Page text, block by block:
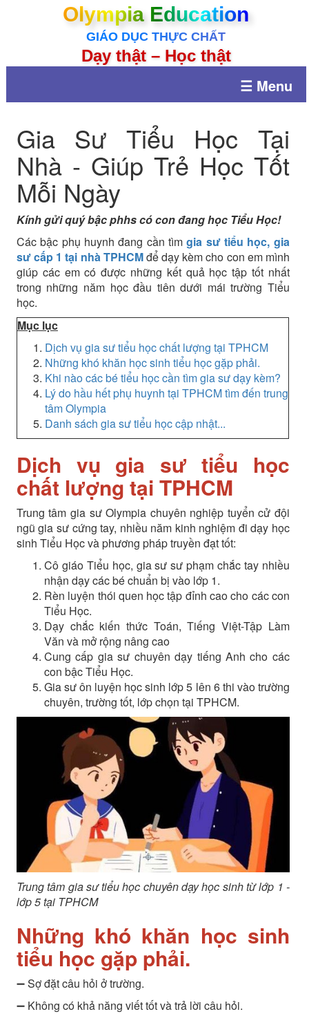
Olympia Education
GIÁO DỤC THỰC CHẤT
Dạy thật – Học thật
☰ Menu
Gia Sư Tiểu Học Tại
Nhà - Giúp Trẻ Học Tốt
Mỗi Ngày
Kính gửi quý bậc phhs có con đang học Tiểu Học!
Các bậc phụ huynh đang cần tìmgia sư tiểu học, gia
sư cấp 1 tại nhà TPHCMđể dạy kèm cho con em mình
giúp các em có được những kết quả học tập tốt nhất
trong những năm học đầu tiên dưới mái trường Tiểu
học.
Mục lục
Dịch vụ gia sư tiểu học chất lượng tại TPHCM
Những khó khăn học sinh tiểu học gặp phải.
Khi nào các bé tiểu học cần tìm gia sư dạy kèm?
Lý do hầu hết phụ huynh tại TPHCM tìm đến trung
tâm Olympia
Danh sách gia sư tiểu học cập nhật...
Dịch vụ gia sư tiểu học
chất lượng tại TPHCM
Trung tâm gia sư Olympia chuyên nghiệp tuyển cử đội
ngũ gia sư cứng tay, nhiều năm kinh nghiệm đi dạy học
sinh Tiểu Học và phương pháp truyền đạt tốt:
Cô giáo Tiểu học, gia sư sư phạm chắc tay nhiều
nhận dạy các bé chuẩn bị vào lớp 1.
Rèn luyện thói quen học tập đỉnh cao cho các con
Tiểu Học.
Dạy chắc kiến thức Toán, Tiếng Việt-Tập Làm
Văn và mở rộng nâng cao
Cung cấp gia sư chuyên dạy tiếng Anh cho các
con bậc Tiểu Học.
Gia sư ôn luyện học sinh lớp 5 lên 6 thi vào trường
chuyên, trường tốt, lớp chọn tại TPHCM.
Trung tâm gia sư tiểu học chuyên dạy học sinh từ lớp 1 -
lớp 5 tại TPHCM
Những khó khăn học sinh
tiểu học gặp phải.
➖Sợ đặt câu hỏi ở trường.
➖Không có khả năng viết tốt và trả lời câu hỏi.